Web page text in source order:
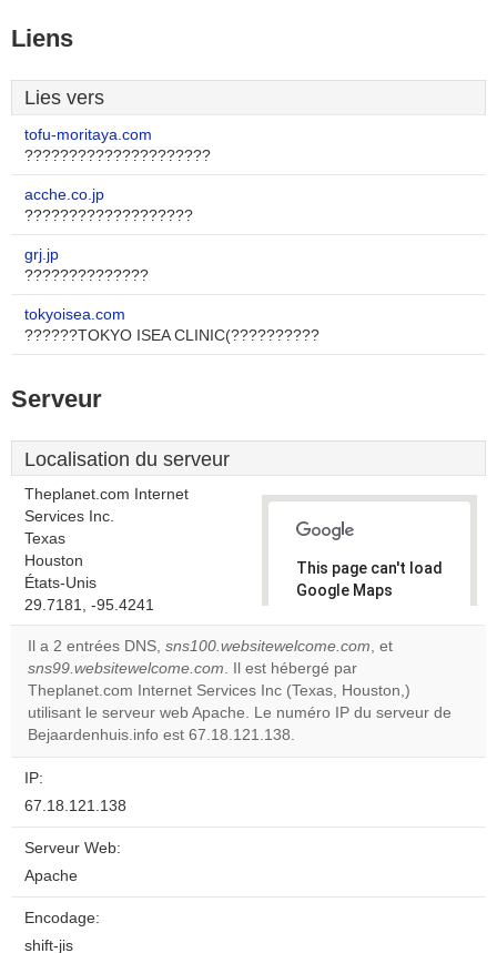
Liens
Lies vers
tofu-moritaya.com
?????????????????????
acche.co.jp
???????????????????
grj.jp
??????????????
tokyoisea.com
??????TOKYO ISEA CLINIC(??????????
Serveur
Localisation du serveur
Theplanet.com Internet
Services Inc.
Texas
Houston
États-Unis
29.7181, -95.4241
This page can't load
Google Maps
Do you
own this
website?
Il a 2 entrées DNS, sns100.websitewelcome.com, et
sns99.websitewelcome.com. Il est hébergé par
Theplanet.com Internet Services Inc (Texas, Houston,)
utilisant le serveur web Apache. Le numéro IP du serveur de
Bejaardenhuis.info est 67.18.121.138.
IP:
67.18.121.138
Serveur Web:
Apache
Encodage:
shift-jis